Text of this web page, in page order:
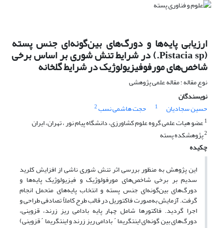
ارزیابی پایه‌ها و دورگ‌های بین‌گونه‌ای جنس پسته
(Pistacia sp.) در شرایط تنش شوری بر اساس برخی
شاخص‌های مورفو‌فیزیولوژیک در شرایط گلخانه
نوع مقاله : مقاله علمی پژوهشی
نویسندگان
حسین سجادیان
1 حجت هاشمی نسب2
1عضو هیات علمی گروه علوم کشاورزی، دانشگاه پیام نور ، تهران، ایران
2پژوهشکده پسته
چکیده
این پژوهش به منظور بررسی اثر تنش شوری ناشی از افزایش کلرید
سدیم بر برخی شاخص‌های مورفولوژیک و فیزیولوژیک پایه‌ها و
دورگ‌های بین‌گونه‌ای جنس پسته و انتخاب پایه‌های متحمل انجام
گرفت. آزمایش به‌صورت فاکتوریل در قالب طرح کاملاً تصادفی طراحی و
اجرا گردید. فاکتورها شامل چهار پایه بادامی ریز زرند، قزوینی،
دورگ‌های بین گونه‌ای اینتگریما ´ بادامی ریز زرند و اینتگریما ´ قزوینی)